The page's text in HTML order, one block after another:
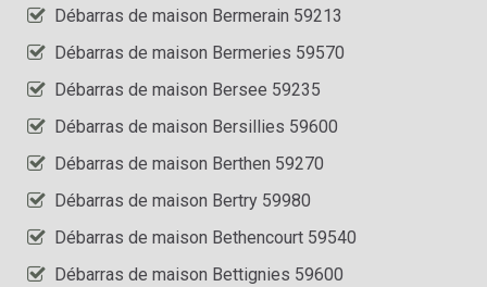
Débarras de maison Bermerain 59213
Débarras de maison Bermeries 59570
Débarras de maison Bersee 59235
Débarras de maison Bersillies 59600
Débarras de maison Berthen 59270
Débarras de maison Bertry 59980
Débarras de maison Bethencourt 59540
Débarras de maison Bettignies 59600